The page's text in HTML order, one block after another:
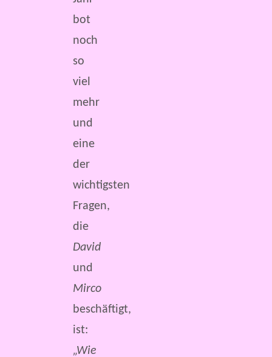
bot
noch
so
viel
mehr
und
eine
der
wichtigsten
Fragen,
die
David
und
Mirco
beschäftigt,
ist:
„Wie